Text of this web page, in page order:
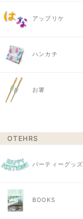
アップリケ
ハンカチ
お箸
OTEHRS
パーティーグッズ
BOOKS